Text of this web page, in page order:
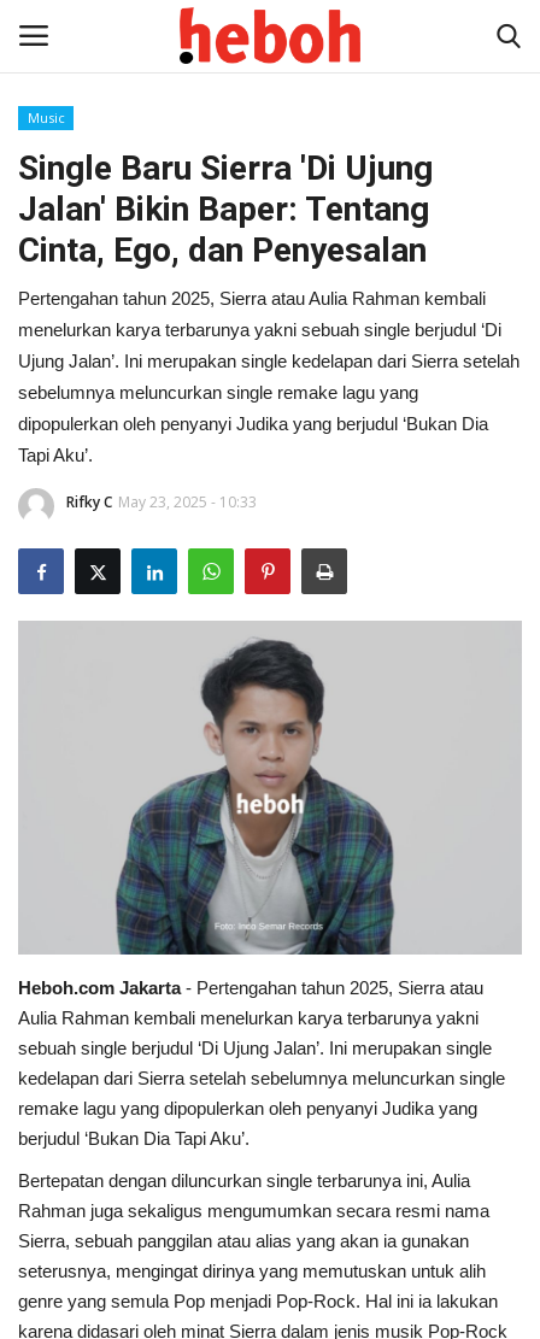
Home
Entertainment
Lifestyle
Video
Music
Single Baru Sierra 'Di Ujung
Jalan' Bikin Baper: Tentang
Cinta, Ego, dan Penyesalan
Pertengahan tahun 2025, Sierra atau Aulia Rahman kembali
menelurkan karya terbarunya yakni sebuah single berjudul ‘Di
Ujung Jalan’. Ini merupakan single kedelapan dari Sierra setelah
sebelumnya meluncurkan single remake lagu yang
dipopulerkan oleh penyanyi Judika yang berjudul ‘Bukan Dia
Tapi Aku’.
Rifky C May 23, 2025 - 10:33
Heboh.com Jakarta- Pertengahan tahun 2025, Sierra atau
Aulia Rahman kembali menelurkan karya terbarunya yakni
sebuah single berjudul ‘Di Ujung Jalan’. Ini merupakan single
kedelapan dari Sierra setelah sebelumnya meluncurkan single
remake lagu yang dipopulerkan oleh penyanyi Judika yang
berjudul ‘Bukan Dia Tapi Aku’.
Bertepatan dengan diluncurkan single terbarunya ini, Aulia
Rahman juga sekaligus mengumumkan secara resmi nama
Sierra, sebuah panggilan atau alias yang akan ia gunakan
seterusnya, mengingat dirinya yang memutuskan untuk alih
genre yang semula Pop menjadi Pop-Rock. Hal ini ia lakukan
karena didasari oleh minat Sierra dalam jenis musik Pop-Rock